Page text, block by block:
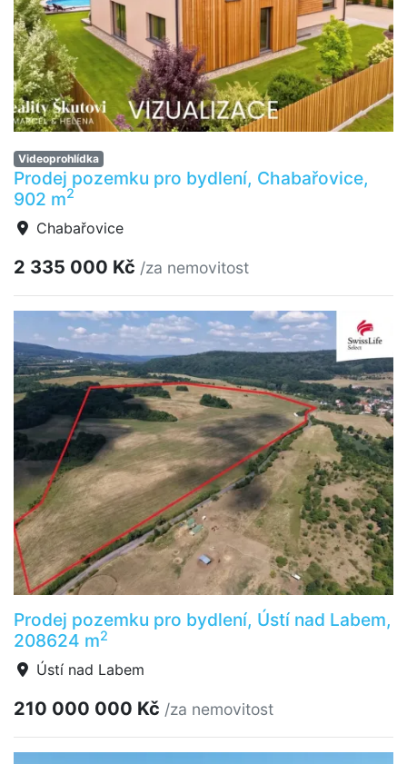
Videoprohlídka
Prodej pozemku pro bydlení, Chabařovice,
902 m2
Chabařovice
2 335 000 Kč /za nemovitost
Prodej pozemku pro bydlení, Ústí nad Labem,
208624 m2
Ústí nad Labem
210 000 000 Kč /za nemovitost